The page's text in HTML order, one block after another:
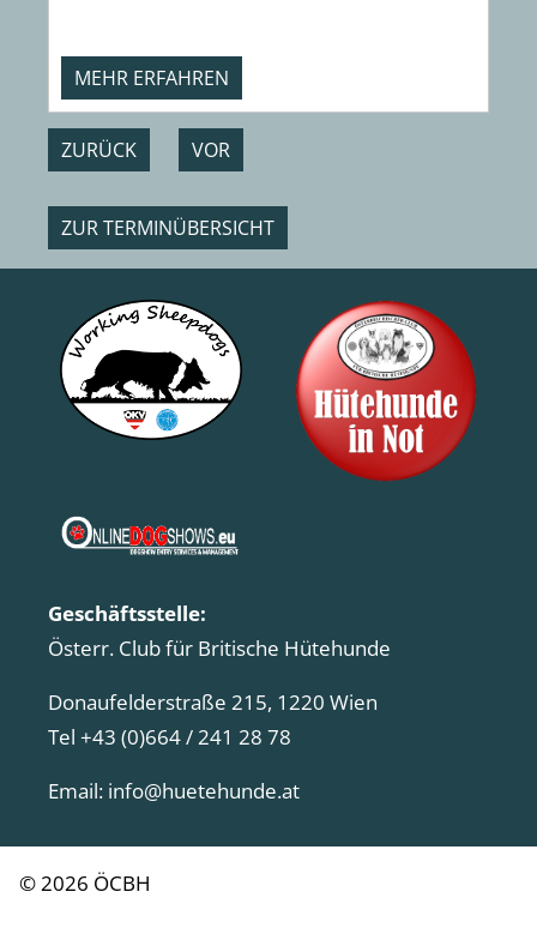
MEHR ERFAHREN
ZURÜCK VOR
ZUR TERMINÜBERSICHT
Geschäftsstelle:
Österr. Club für Britische Hütehunde
Donaufelderstraße 215, 1220 Wien
Tel +43 (0)664 / 241 28 78
Email: info@huetehunde.at
© 2026 ÖCBH